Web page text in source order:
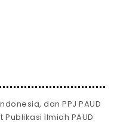
dan PPJ PAUD
Ilmiah PAUD